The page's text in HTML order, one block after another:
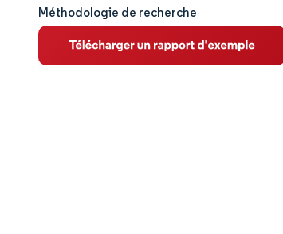
Tendances et perspectives
Analyse des segments
Méthodologie de recherche